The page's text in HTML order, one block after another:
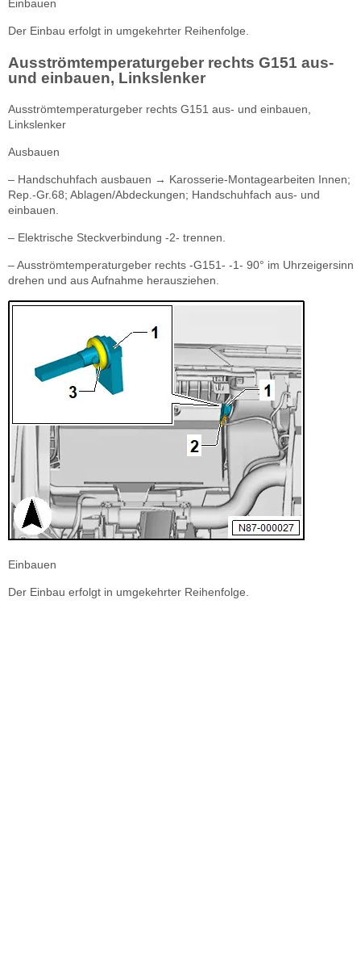
Einbauen
Der Einbau erfolgt in umgekehrter Reihenfolge.
Ausströmtemperaturgeber rechts G151 aus-
und einbauen, Linkslenker
Ausströmtemperaturgeber rechts G151 aus- und einbauen,
Linkslenker
Ausbauen
– Handschuhfach ausbauen → Karosserie-Montagearbeiten Innen;
Rep.-Gr.68; Ablagen/Abdeckungen; Handschuhfach aus- und
einbauen.
– Elektrische Steckverbindung -2- trennen.
– Ausströmtemperaturgeber rechts -G151- -1- 90° im Uhrzeigersinn
drehen und aus Aufnahme herausziehen.
Einbauen
Der Einbau erfolgt in umgekehrter Reihenfolge.